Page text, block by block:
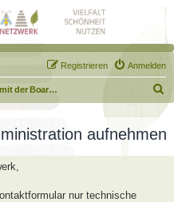
Anmelden
Registrieren
Kontakt mit der Board-Administration aufnehmen
u
aufnehmen
nur technische